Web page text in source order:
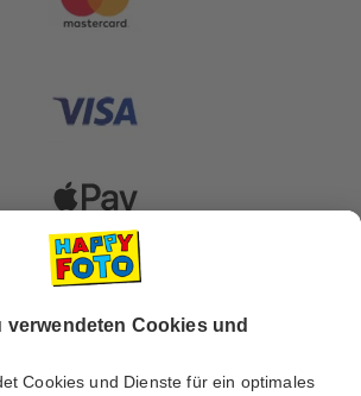
Versanddienstleister